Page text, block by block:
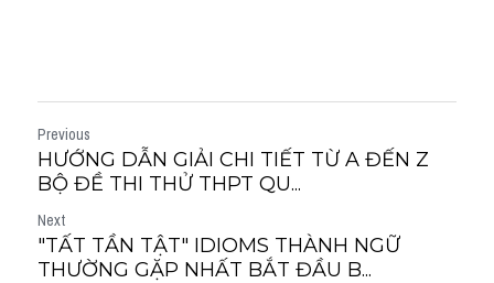
Previous
HƯỚNG DẪN GIẢI CHI TIẾT TỪ A ĐẾN Z
BỘ ĐỀ THI THỬ THPT QU...
Next
"TẤT TẦN TẬT" IDIOMS THÀNH NGỮ
THƯỜNG GẶP NHẤT BẮT ĐẦU B...